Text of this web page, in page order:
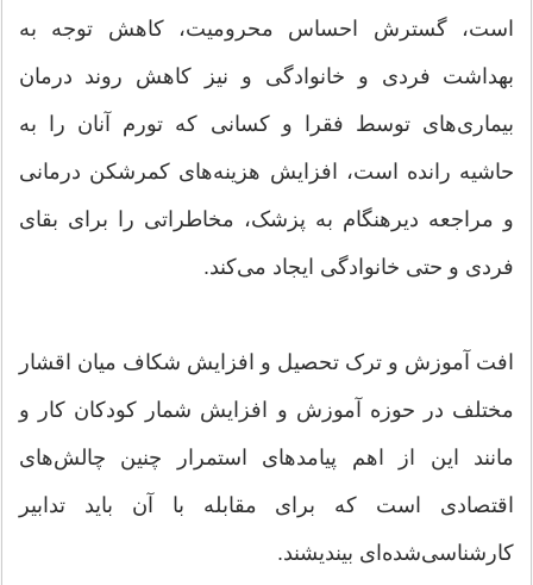
است، گسترش احساس محرومیت، کاهش توجه به
بهداشت فردی و خانوادگی و نیز کاهش روند درمان
بیماری‌های توسط فقرا و کسانی که تورم آنان را به
حاشیه رانده است، افزایش هزینه‌های کمرشکن درمانی
و مراجعه دیرهنگام به پزشک، مخاطراتی را برای بقای
فردی و حتی خانوادگی ایجاد می‌کند.
افت آموزش و ترک تحصیل و افزایش شکاف میان اقشار
مختلف در حوزه آموزش و افزایش شمار کودکان کار و
مانند این از اهم پیامدهای استمرار چنین چالش‌های
اقتصادی است که برای مقابله با آن باید تدابیر
کارشناسی‌شده‌ای بیندیشند.